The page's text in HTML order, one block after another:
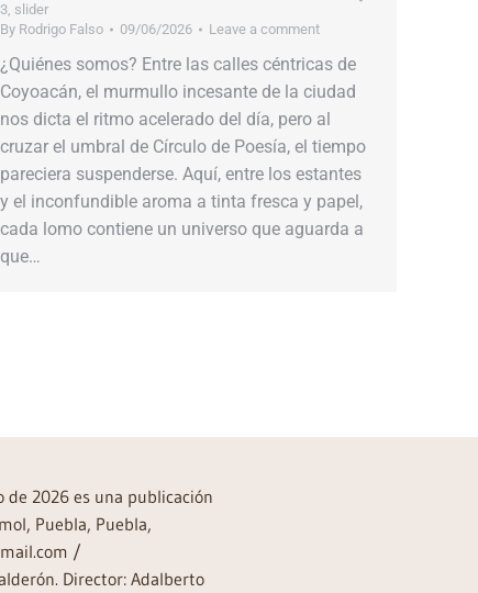
3, slider
By Rodrigo Falso 09/06/2026 Leave a comment
¿Quiénes somos? Entre las calles céntricas de
Coyoacán, el murmullo incesante de la ciudad
nos dicta el ritmo acelerado del día, pero al
cruzar el umbral de Círculo de Poesía, el tiempo
pareciera suspenderse. Aquí, entre los estantes
y el inconfundible aroma a tinta fresca y papel,
cada lomo contiene un universo que aguarda a
que…
de 2026 es una publicación
Puebla, Puebla,
/
Director: Adalberto